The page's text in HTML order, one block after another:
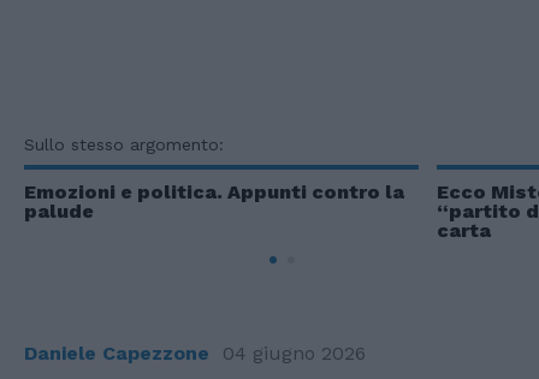
Sullo stesso argomento:
Emozioni e politica. Appunti contro la
palude
Ecco
“partito
carta
Daniele Capezzone 04 giugno 2026